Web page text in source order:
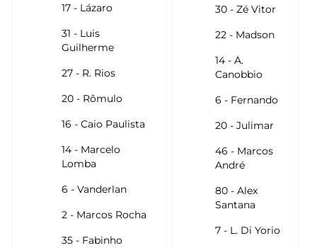
17 - Lázaro
31 - Luis
Guilherme
27 - R. Rios
20 - Rômulo
16 - Caio Paulista
14 - Marcelo
Lomba
6 - Vanderlan
2 - Marcos Rocha
35 - Fabinho
30 - Zé Vitor
22 - Madson
14 - A.
Canobbio
6 - Fernando
20 - Julimar
46 - Marcos
André
80 - Alex
Santana
7 - L. Di Yorio